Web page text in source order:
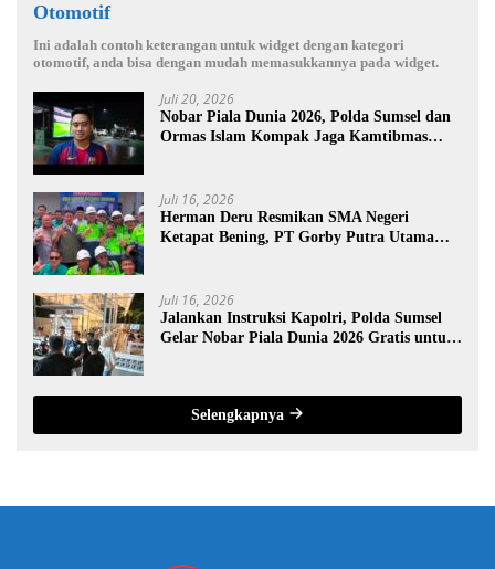
Otomotif
Ini adalah contoh keterangan untuk widget dengan kategori
otomotif, anda bisa dengan mudah memasukkannya pada widget.
Juli 20, 2026
Nobar Piala Dunia 2026, Polda Sumsel dan
Ormas Islam Kompak Jaga Kamtibmas
Juli 16, 2026
Herman Deru Resmikan SMA Negeri
Ketapat Bening, PT Gorby Putra Utama
Juli 16, 2026
Jalankan Instruksi Kapolri, Polda Sumsel
Gelar Nobar Piala Dunia 2026 Gratis untuk
Selengkapnya